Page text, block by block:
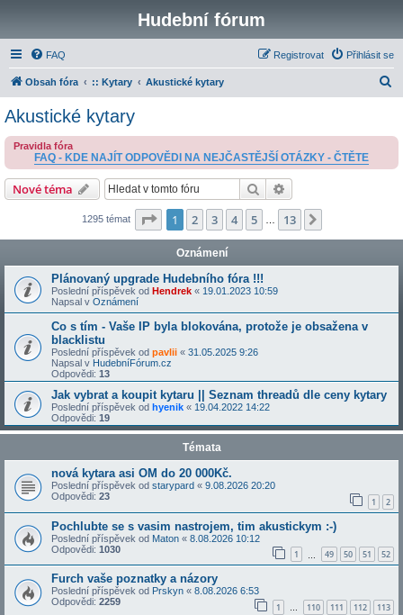
Hudební fórum
FAQ Přihlásit se
Registrovat
Obsah fóra :: Kytary Akustické kytary
a
Akustické kytary
Pravidla fóra
FAQ - KDE NAJÍT ODPOVĚDI NA NEJČASTĚJŠÍ OTÁZKY - ČTĚTE
Nové téma Hledat
1295 témat Stránka z 13
1 2 3 4 5 13
Oznámení
Plánovaný upgrade Hudebního fóra !!!
Poslední příspěvek od Hendrek « 19.01.2023 10:59
Napsal v Oznámení
Co s tím - Vaše IP byla blokována, protože je obsažena v
blacklistu
Poslední příspěvek od pavlii « 31.05.2025 9:26
Napsal v HudebníFórum.cz
Odpovědi: 13
Jak vybrat a koupit kytaru || Seznam threadů dle ceny kytary
Poslední příspěvek od hyenik « 19.04.2022 14:22
Odpovědi: 19
Témata
nová kytara asi OM do 20 000Kč.
Poslední příspěvek od starypard « 9.08.2026 20:20
Odpovědi: 23 1 2
Pochlubte se s vasim nastrojem, tim akustickym :-)
Poslední příspěvek od Maton « 8.08.2026 10:12
Odpovědi: 1030 1 49 50 51 52
Furch vaše poznatky a názory
Poslední příspěvek od Prskyn « 8.08.2026 6:53
Odpovědi: 2259 1 … 110 111 112 113